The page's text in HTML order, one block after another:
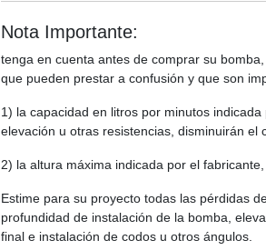
Nota Importante:
tenga en cuenta antes de comprar su
que pueden prestar a confusión y que son
1) la capacidad en litros por minutos
elevación u otras resistencias, disminuirán el
2) la altura máxima indicada por el
Estime para su proyecto todas las pérdidas
profundidad de instalación de la bomba,
final e instalación de codos u otros ángulos.